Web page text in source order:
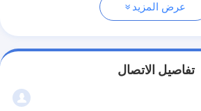
عرض المزيد
تفاصيل الاتصال